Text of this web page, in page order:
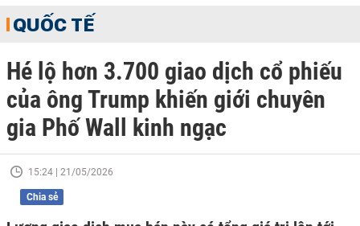
QUỐC TẾ
Hé lộ hơn 3.700 giao dịch cổ phiếu
của ông Trump khiến giới chuyên
gia Phố Wall kinh ngạc
15:24 | 21/05/2026
Chia sẻ